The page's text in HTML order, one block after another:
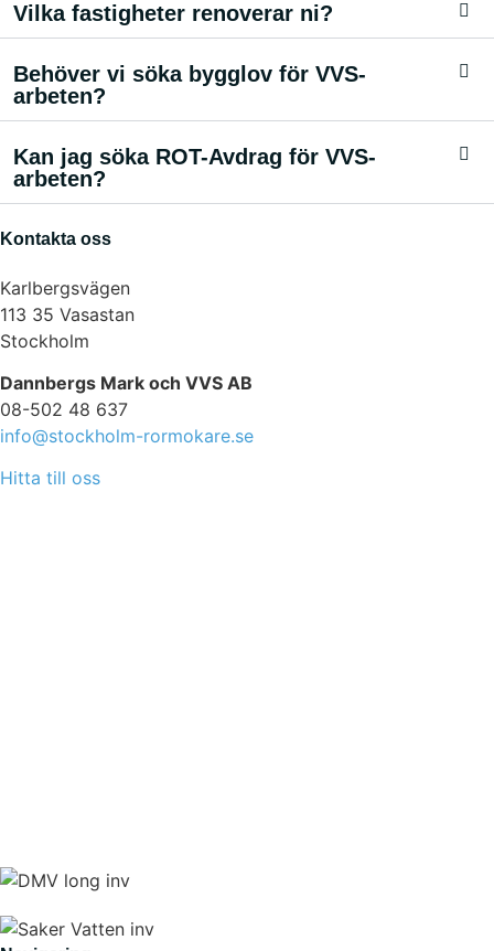
Vilka fastigheter renoverar ni?
Behöver vi söka bygglov för VVS-
arbeten?
Kan jag söka ROT-Avdrag för VVS-
arbeten?
Kontakta oss
Karlbergsvägen
113 35 Vasastan
Stockholm
Dannbergs Mark och VVS AB
08-502 48 637
info@stockholm-rormokare.se
Hitta till oss